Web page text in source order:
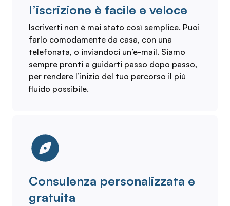
l’iscrizione è facile e veloce
Iscriverti non è mai stato così semplice. Puoi
farlo comodamente da casa, con una
telefonata, o inviandoci un’e-mail. Siamo
sempre pronti a guidarti passo dopo passo,
per rendere l’inizio del tuo percorso il più
fluido possibile.
Consulenza personalizzata e
gratuita